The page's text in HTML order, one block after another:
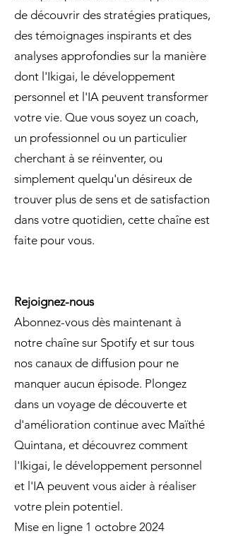
de découvrir des stratégies pratiques,
des témoignages inspirants et des
analyses approfondies sur la manière
dont l'Ikigai, le développement
personnel et l'IA peuvent transformer
votre vie. Que vous soyez un coach,
un professionnel ou un particulier
cherchant à se réinventer, ou
simplement quelqu'un désireux de
trouver plus de sens et de satisfaction
dans votre quotidien, cette chaîne est
faite pour vous.
Rejoignez-nous
Abonnez-vous dès maintenant à
notre chaîne sur Spotify et sur tous
nos canaux de diffusion pour ne
manquer aucun épisode. Plongez
dans un voyage de découverte et
d'amélioration continue avec Maïthé
Quintana, et découvrez comment
l'Ikigai, le développement personnel
et l'IA peuvent vous aider à réaliser
votre plein potentiel.
Mise en ligne 1 octobre 2024